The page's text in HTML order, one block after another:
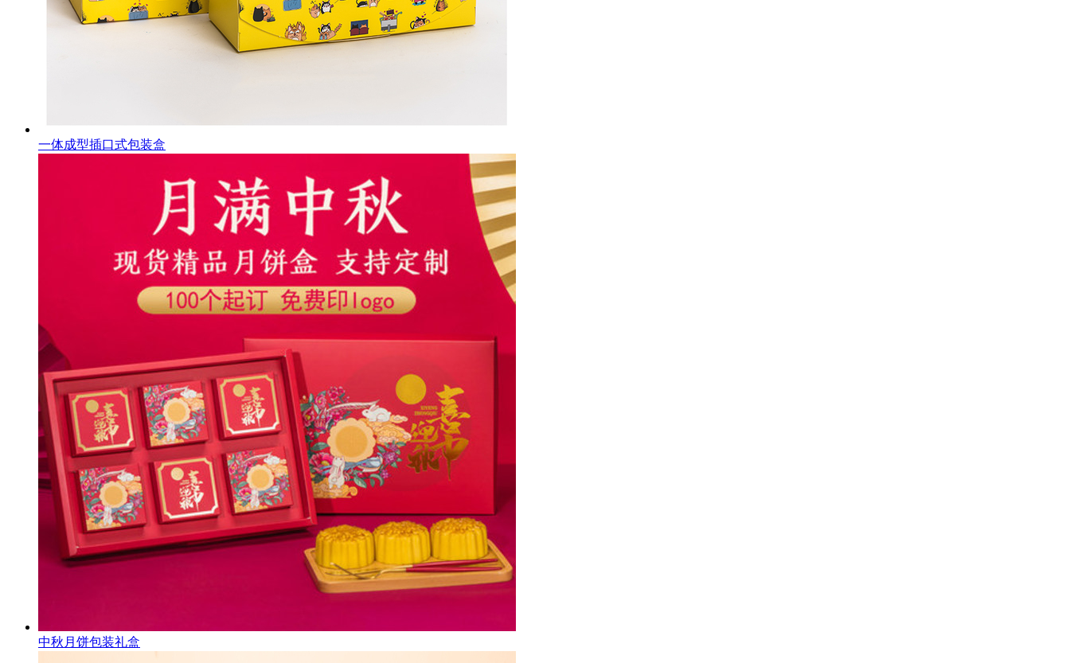
一体成型插口式包装盒
中秋月饼包装礼盒